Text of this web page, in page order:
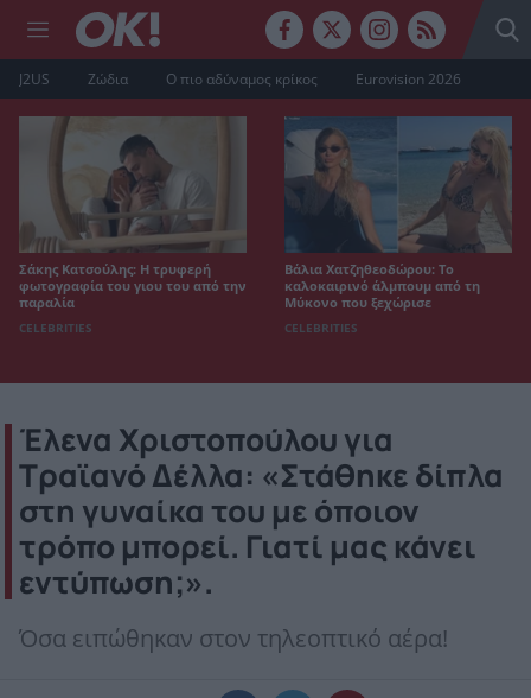
J2US Ζώδια Ο πιο αδύναμος κρίκος Eurovision 2026
Σάκης Κατσούλης: Η τρυφερή
φωτογραφία του γιου του από την
παραλία
CELEBRITIES
Βάλια Χατζηθεοδώρου: Το
καλοκαιρινό άλμπουμ από τη
Μύκονο που ξεχώρισε
CELEBRITIES
Έλενα Χριστοπούλου για
Τραϊανό Δέλλα: «Στάθηκε δίπλα
στη γυναίκα του με όποιον
τρόπο μπορεί. Γιατί μας κάνει
εντύπωση;».
Όσα ειπώθηκαν στον τηλεοπτικό αέρα!